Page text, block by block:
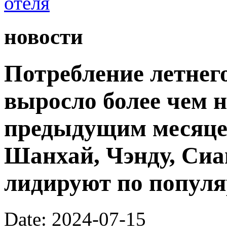
новости
Потребление
выросло более чем
предыдущим
Шанхай, Чэнду,
лидируют по
Date: 2024-07-15